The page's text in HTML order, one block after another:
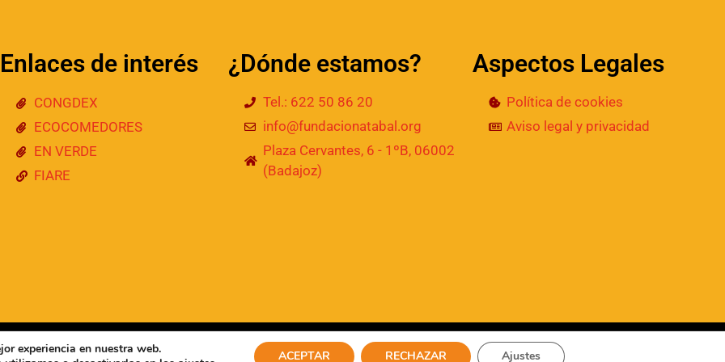
Enlaces de interés
CONGDEX
ECOCOMEDORES
EN VERDE
FIARE
¿Dónde estamos?
Tel.: 622 50 86 20
info@fundacionatabal.org
Plaza Cervantes, 6 - 1ºB, 06002
(Badajoz)
Aspectos Legales
Política de cookies
Aviso legal y privacidad
experiencia en nuestra web.
ACEPTAR RECHAZAR Ajustes